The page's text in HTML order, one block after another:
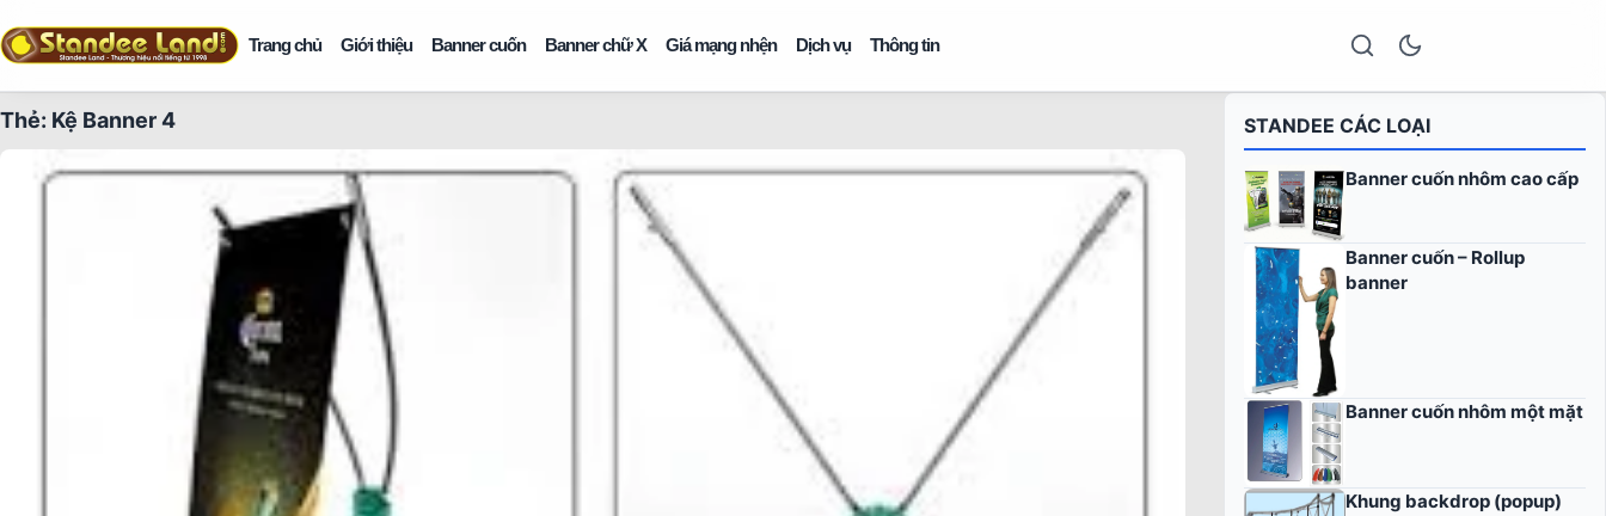
Trang chủ Giới thiệu Banner cuốn Banner chữ X Giá mạng nhện Dịch vụ Thông tin
Thẻ: Kệ Banner 4 STANDEE CÁC LOẠI
Banner cuốn nhôm cao cấp
Banner cuốn – Rollup
banner
Banner cuốn nhôm một mặt
Khung backdrop (popup)